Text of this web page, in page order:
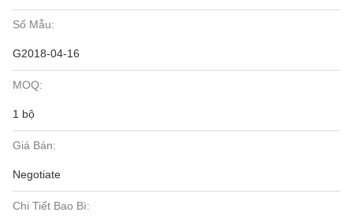
Số Mẫu:
G2018-04-16
MOQ:
1 bộ
Giá Bán:
Negotiate
Chi Tiết Bao Bì: